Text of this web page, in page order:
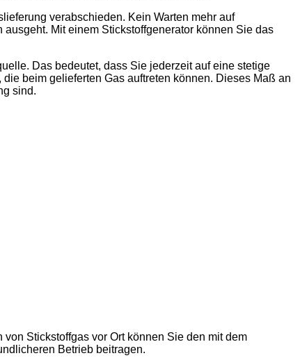
verabschieden. Kein Warten mehr auf
Mit einem Stickstoffgenerator können Sie das
Das bedeutet, dass Sie jederzeit auf eine stetige
beim gelieferten Gas auftreten können. Dieses Maß an
sind.
Stickstoffgas vor Ort können Sie den mit dem
Betrieb beitragen.